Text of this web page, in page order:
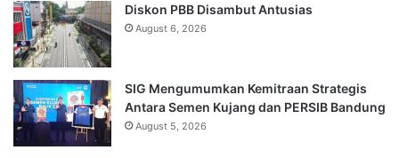
Diskon PBB Disambut Antusias
August 6, 2026
SIG Mengumumkan Kemitraan Strategis
Antara Semen Kujang dan PERSIB Bandung
August 5, 2026